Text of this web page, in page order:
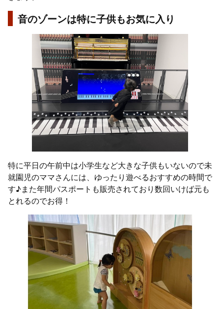
音のゾーンは特に子供もお気に入り
特に平日の午前中は小学生など大きな子供もいないので未
就園児のママさんには、ゆったり遊べるおすすめの時間で
す♪また年間パスポートも販売されており数回いけば元も
とれるのでお得！